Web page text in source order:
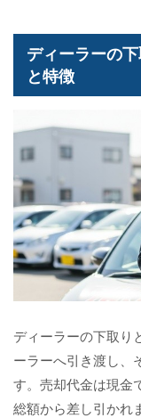
ディーラーの
と特徴
ディーラーの下取り
ーラーへ引き渡し、
す。売却代金は現金
総額から差し引かれ